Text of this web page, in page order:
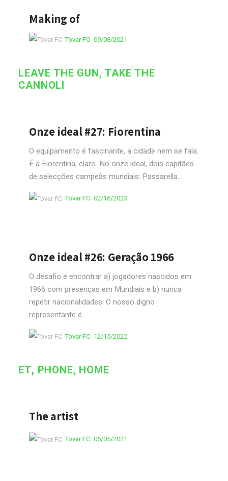
Making of
Tovar FC 09/08/2021
LEAVE THE GUN, TAKE THE
CANNOLI
Onze ideal #27: Fiorentina
O equipamento é fascinante, a cidade nem se fala.
É a Fiorentina, claro. No onze ideal, dois capitães
de selecções campeãs mundiais: Passarella...
Tovar FC 02/16/2023
Onze ideal #26: Geração 1966
O desafio é encontrar a) jogadores nascidos em
1966 com presenças em Mundiais e b) nunca
repetir nacionalidades. O nosso digno
representante é...
Tovar FC 12/15/2022
ET, PHONE, HOME
The artist
Tovar FC 05/05/2021